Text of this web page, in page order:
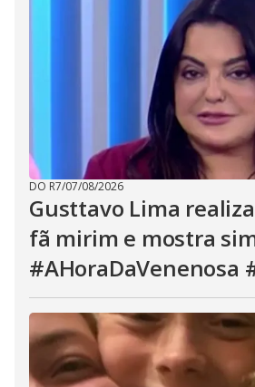
DO R7/07/08/2026
Gusttavo Lima
fã mirim e mostra
#AHoraDaVenenosa